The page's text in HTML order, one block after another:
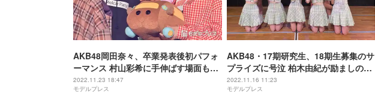
AKB48岡田奈々、卒業発表後初パフォ
ーマンス 村山彩希に手伸ばす場面も＜
テレ東音楽祭2022冬＞
2022.11.23 18:47
モデルプレス
AKB48・17期研究生、18期生募集のサ
プライズに号泣 柏木由紀が励ましの言
葉送る
2022.11.16 11:23
モデルプレス